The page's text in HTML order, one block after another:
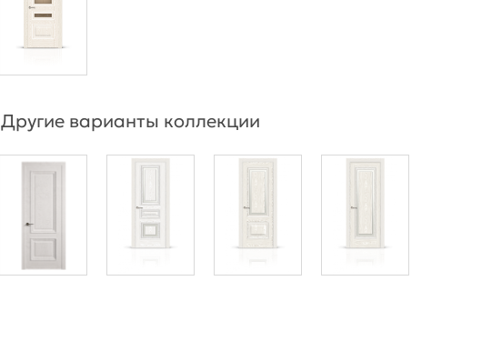
Другие варианты коллекции